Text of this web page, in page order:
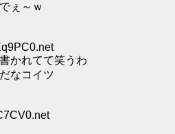
ぇ～ｗ
かれてて笑うわ
なコイツ